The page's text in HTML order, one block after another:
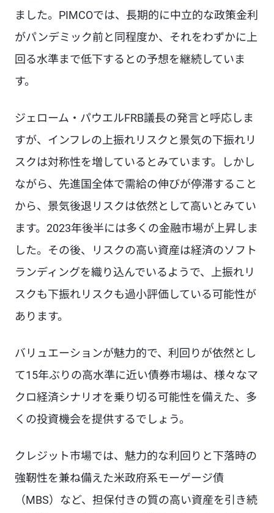
ました。PIMCOでは、長期的に中立的な政策金利
がパンデミック前と同程度か、それをわずかに上
回る水準まで低下するとの予想を継続していま
す。
ジェローム・パウエルFRB議長の発言と呼応しま
すが、インフレの上振れリスクと景気の下振れリ
スクは対称性を増しているとみています。しかし
ながら、先進国全体で需給の伸びが停滞すること
から、景気後退リスクは依然として高いとみてい
ます。2023年後半には多くの金融市場が上昇しま
した。その後、リスクの高い資産は経済のソフト
ランディングを織り込んでいるようで、上振れリ
スクも下振れリスクも過小評価している可能性が
あります。
バリュエーションが魅力的で、利回りが依然とし
て15年ぶりの高水準に近い債券市場は、様々なマ
クロ経済シナリオを乗り切る可能性を備えた、多
くの投資機会を提供するでしょう。
クレジット市場では、魅力的な利回りと下落時の
強靭性を兼ね備えた米政府系モーゲージ債
（MBS）など、担保付きの質の高い資産を引き続